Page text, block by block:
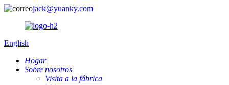
jack@yuanky.com
English
Hogar
Sobre nosotros
Visita a la fábrica